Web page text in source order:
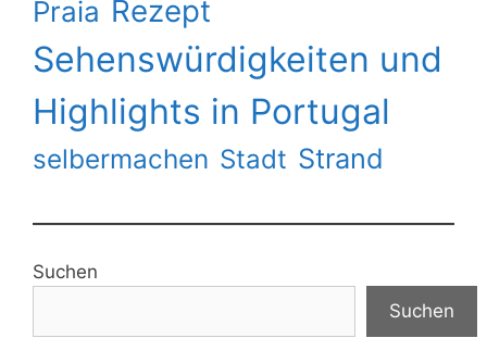
Praia Rezept
Sehenswürdigkeiten und
Highlights in Portugal
selbermachen Stadt Strand
Suchen
Suchen